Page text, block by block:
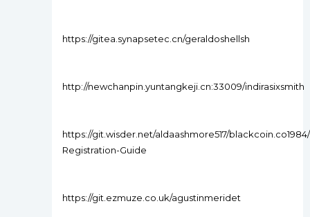
https://gitea.synapsetec.cn/geraldoshellsh
http://newchanpin.yuntangkeji.cn:33009/indirasixsmith
https://git.wisder.net/aldaashmore517/
Registration-Guide
https://git.ezmuze.co.uk/agustinmeridet